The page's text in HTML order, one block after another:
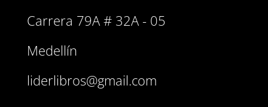
Carrera 79A # 32A - 05
Medellín
liderlibros@gmail.com